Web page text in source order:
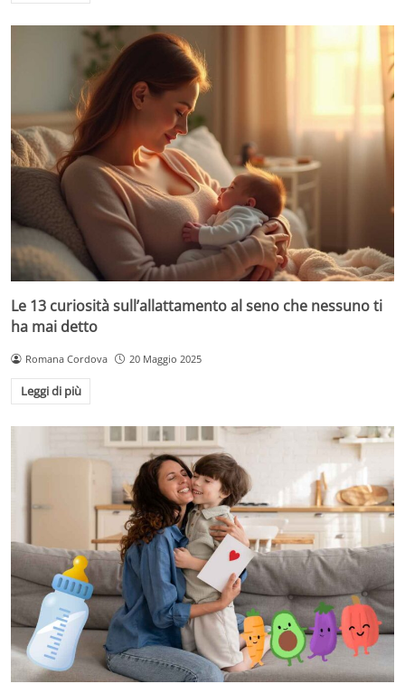
Le 13 curiosità sull’allattamento al seno che nessuno ti
ha mai detto
Romana Cordova 20 Maggio 2025
Leggi di più